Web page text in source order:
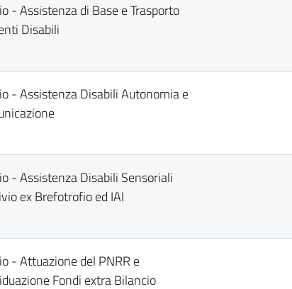
- Assistenza di Base e Trasporto
Disabili
- Assistenza Disabili Autonomia e
- Assistenza Disabili Sensoriali
ex Brefotrofio ed IAI
- Attuazione del PNRR e
Fondi extra Bilancio